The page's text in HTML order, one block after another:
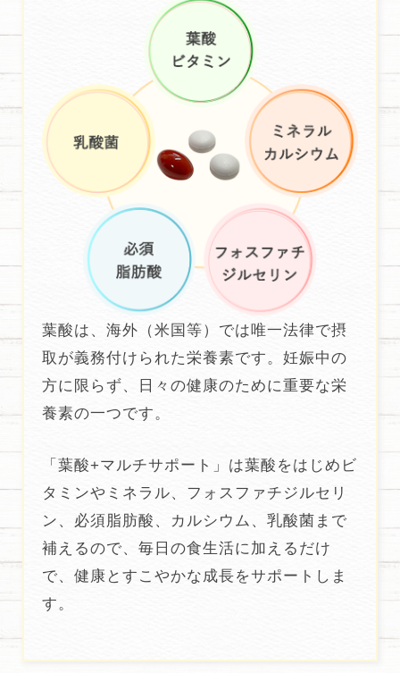
葉酸は、海外（米国等）では唯一法律で摂
取が義務付けられた栄養素です。妊娠中の
方に限らず、日々の健康のために重要な栄
養素の一つです。
「葉酸+マルチサポート」は葉酸をはじめビ
タミンやミネラル、フォスファチジルセリ
ン、必須脂肪酸、カルシウム、乳酸菌まで
補えるので、毎日の食生活に加えるだけ
で、健康とすこやかな成長をサポートしま
す。